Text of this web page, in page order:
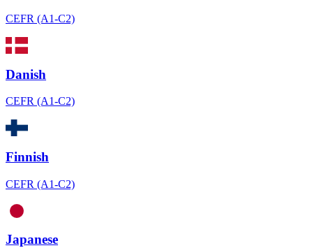
CEFR (A1-C2)
Danish
CEFR (A1-C2)
Finnish
CEFR (A1-C2)
Japanese